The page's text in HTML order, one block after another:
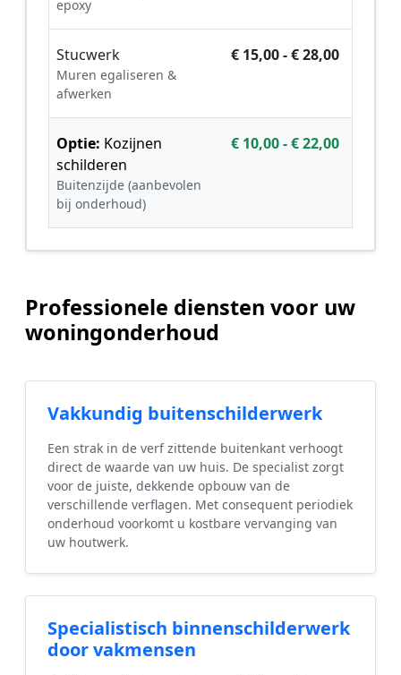
epoxy
Stucwerk
Muren egaliseren &
afwerken
€ 15,00 - € 28,00
Optie: Kozijnen
schilderen
Buitenzijde (aanbevolen
bij onderhoud)
€ 10,00 - € 22,00
Professionele diensten voor uw
woningonderhoud
Vakkundig buitenschilderwerk
Een strak in de verf zittende buitenkant verhoogt
direct de waarde van uw huis. De specialist zorgt
voor de juiste, dekkende opbouw van de
verschillende verflagen. Met consequent periodiek
onderhoud voorkomt u kostbare vervanging van
uw houtwerk.
Specialistisch binnenschilderwerk
door vakmensen